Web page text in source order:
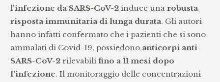
l'infezione da SARS-CoV-2 induce unarobusta
risposta immunitaria di lunga durata. Gli autori
hanno infatti confermato che i pazienti che si sono
ammalati di Covid-19, possiedono anticorpi anti-
SARS-CoV-2 rilevabilifino a 11 mesi dopo
l'infezione. Il monitoraggio delle concentrazioni